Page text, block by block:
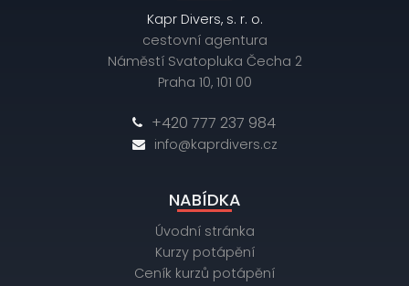
Kapr Divers, s. r. o.
cestovní agentura
Náměstí Svatopluka Čecha 2
Praha 10, 101 00
+420 777 237 984
info@kaprdivers.cz
NABÍDKA
Úvodní stránka
Kurzy potápění
Ceník kurzů potápění